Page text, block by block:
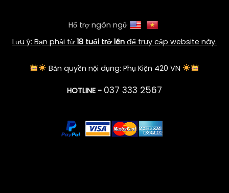
Hổ trợ ngôn ngữ
Lưu ý: Bạn phải từ 18 tuổi trở lên để truy cập website này.
Bản quyền nội dụng: Phụ Kiện 420 VN
HOTLINE - 037 333 2567